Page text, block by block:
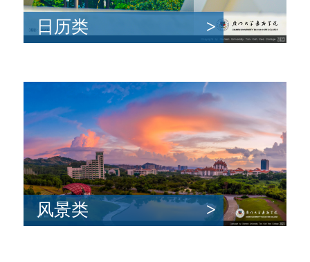
日历类 >
风景类 >